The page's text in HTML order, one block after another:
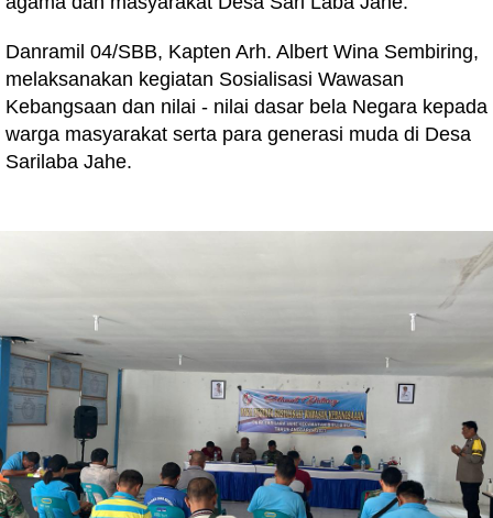
Danramil 04/SBB, Kapten Arh. Albert Wina Sembiring,
melaksanakan kegiatan Sosialisasi Wawasan
Kebangsaan dan nilai - nilai dasar bela Negara kepada
warga masyarakat serta para generasi muda di Desa
Sarilaba Jahe.